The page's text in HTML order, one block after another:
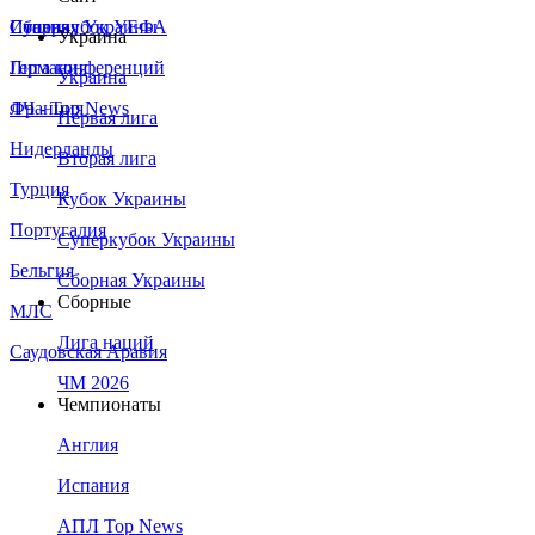
Сборная Украины
Италия
Германия
Франция
Нидерланды
Турция
Португалия
Бельгия
МЛС
Саудовская Аравия
Суперкубок УЕФА
Лига конференций
ЛЧ - Top News
Украина
Украина
Первая лига
Вторая лига
Кубок Украины
Суперкубок Украины
Сборная Украины
Сборные
Лига наций
ЧМ 2026
Чемпионаты
Англия
Испания
АПЛ Top News